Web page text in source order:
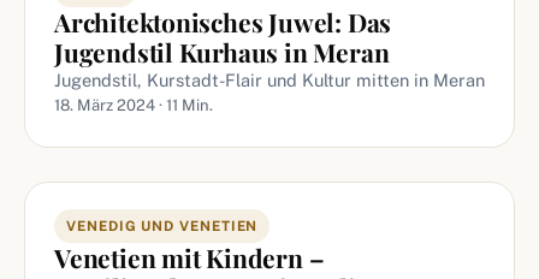
Architektonisches Juwel: Das
Jugendstil Kurhaus in Meran
Jugendstil, Kurstadt-Flair und Kultur mitten in Meran
18. März 2024 · 11 Min.
VENEDIG UND VENETIEN
Venetien mit Kindern –